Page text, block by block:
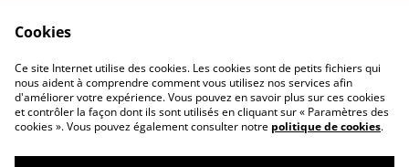
confidentialité
Politique de cookies
Cookies
Ce site Internet utilise des cookies. Les cookies sont de petits fichiers qui
nous aident à comprendre comment vous utilisez nos services afin
d'améliorer votre expérience. Vous pouvez en savoir plus sur ces cookies
et contrôler la façon dont ils sont utilisés en cliquant sur « Paramètres des
cookies ». Vous pouvez également consulter notre politique de cookies.